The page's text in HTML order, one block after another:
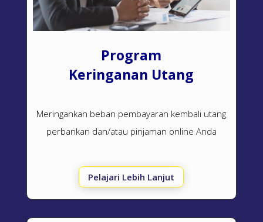
Program
Keringanan Utang
Meringankan beban pembayaran kembali utang
perbankan dan/atau pinjaman online Anda
Pelajari Lebih Lanjut